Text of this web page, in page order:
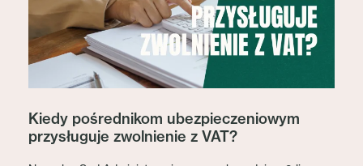
Kiedy pośrednikom ubezpieczeniowym
przysługuje zwolnienie z VAT?